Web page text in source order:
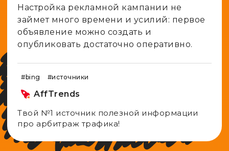
Настройка рекламной кампании не
займет много времени и усилий: первое
объявление можно создать и
опубликовать достаточно оперативно.
AffTrends
Твой №1 источник полезной информации
про арбитраж трафика!
#bing #источники